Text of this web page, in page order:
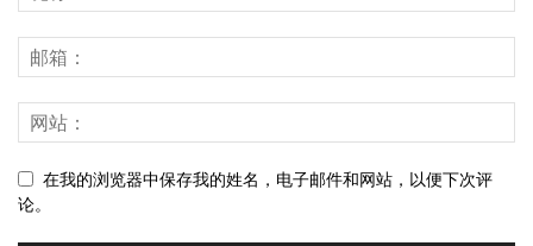
在我的浏览器中保存我的姓名，电子邮件和网站，以便下次评
论。